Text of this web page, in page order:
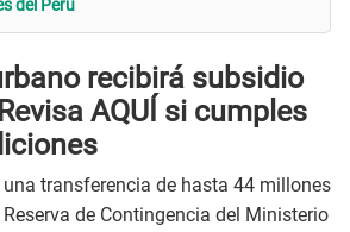
del Perú
recibirá subsidio
AQUÍ si cumples
una transferencia de hasta 44 millones
de Contingencia del Ministerio